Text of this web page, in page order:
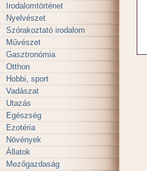
Irodalomtörténet
Nyelvészet
Szórakoztató irodalom
Művészet
Gasztronómia
Otthon
Hobbi, sport
Vadászat
Utazás
Egészség
Ezotéria
Növények
Állatok
Mezőgazdaság